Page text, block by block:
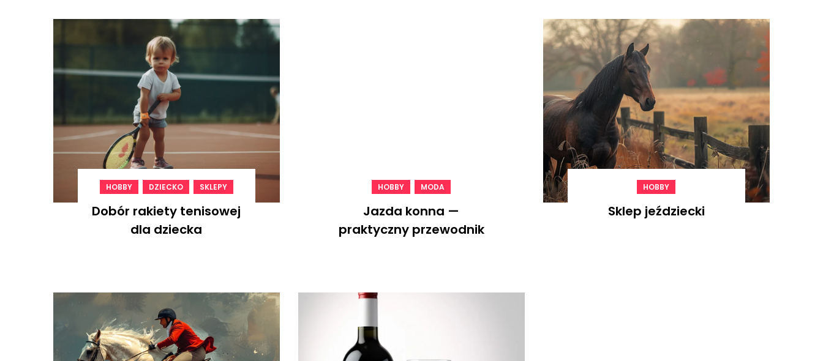
HOBBY DZIECKO SKLEPY
Dobór rakiety tenisowej
dla dziecka
HOBBY MODA
Jazda konna —
praktyczny przewodnik
HOBBY
Sklep jeździecki